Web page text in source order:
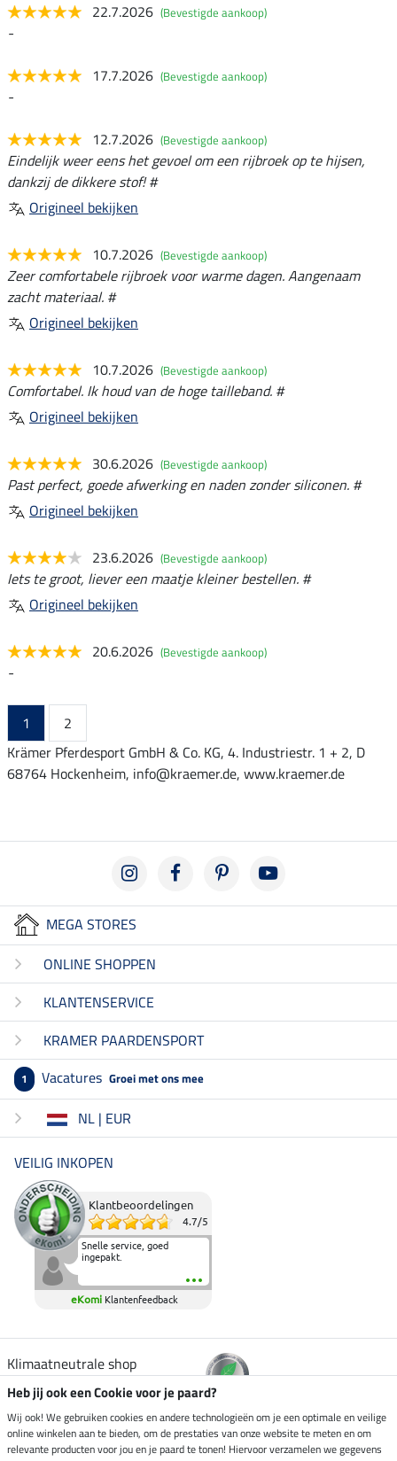
22.7.2026 (Bevestigde aankoop)
-
17.7.2026 (Bevestigde aankoop)
-
12.7.2026 (Bevestigde aankoop)
Eindelijk weer eens het gevoel om een rijbroek op te hijsen,
dankzij de dikkere stof! #
Origineel bekijken
10.7.2026 (Bevestigde aankoop)
Zeer comfortabele rijbroek voor warme dagen. Aangenaam
zacht materiaal. #
Origineel bekijken
10.7.2026 (Bevestigde aankoop)
Comfortabel. Ik houd van de hoge tailleband. #
Origineel bekijken
30.6.2026 (Bevestigde aankoop)
Past perfect, goede afwerking en naden zonder siliconen. #
Origineel bekijken
23.6.2026 (Bevestigde aankoop)
Iets te groot, liever een maatje kleiner bestellen. #
Origineel bekijken
20.6.2026 (Bevestigde aankoop)
-
1
2
Krämer Pferdesport GmbH & Co. KG, 4. Industriestr. 1 + 2, D
68764 Hockenheim, info@kraemer.de, www.kraemer.de
MEGA STORES
ONLINE SHOPPEN
KLANTENSERVICE
KRAMER PAARDENSPORT
1 Vacatures Groei met ons mee
NL | EUR
VEILIG INKOPEN
Klantbeoordelingen
4.7/5
Snelle service, goed
ingepakt.
eKomi Klantenfeedback
Klimaatneutrale shop
Verzending per
Heb jij ook een Cookie voor je paard?
Wij ook! We gebruiken cookies en andere technologieën om je een optimale en veilige
online winkelen aan te bieden, om de prestaties van onze website te meten en om
relevante producten voor jou en je paard te tonen! Hiervoor verzamelen we gegevens